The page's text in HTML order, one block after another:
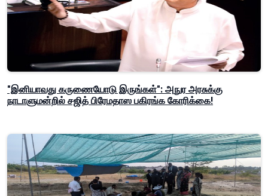
"இனியாவது கருணையோடு இருங்கள்": அநுர அரசுக்கு
நாடாளுமன்றில் சஜித் பிரேமதாஸ பகிரங்க கோரிக்கை!